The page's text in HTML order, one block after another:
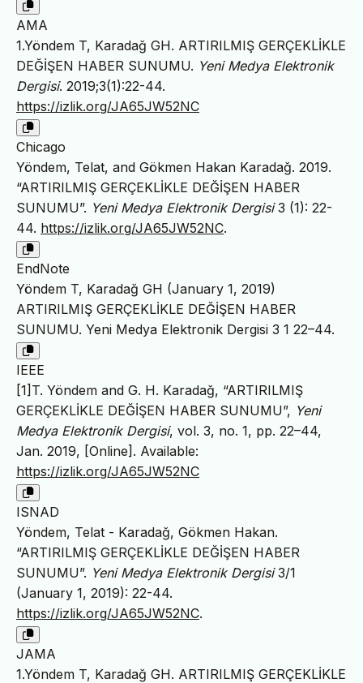
AMA
1.Yöndem T, Karadağ GH. ARTIRILMIŞ GERÇEKLİKLE
DEĞİŞEN HABER SUNUMU. Yeni Medya Elektronik
Dergisi. 2019;3(1):22-44.
https://izlik.org/JA65JW52NC
Chicago
Yöndem, Telat, and Gökmen Hakan Karadağ. 2019.
“ARTIRILMIŞ GERÇEKLİKLE DEĞİŞEN HABER
SUNUMU”. Yeni Medya Elektronik Dergisi3 (1): 22-
44. https://izlik.org/JA65JW52NC.
EndNote
Yöndem T, Karadağ GH (January 1, 2019)
ARTIRILMIŞ GERÇEKLİKLE DEĞİŞEN HABER
SUNUMU. Yeni Medya Elektronik Dergisi 3 1 22–44.
IEEE
[1]T. Yöndem and G. H. Karadağ, “ARTIRILMIŞ
GERÇEKLİKLE DEĞİŞEN HABER SUNUMU”, Yeni
Medya Elektronik Dergisi, vol. 3, no. 1, pp. 22–44,
Jan. 2019, [Online]. Available:
https://izlik.org/JA65JW52NC
ISNAD
Yöndem, Telat - Karadağ, Gökmen Hakan.
“ARTIRILMIŞ GERÇEKLİKLE DEĞİŞEN HABER
SUNUMU”. Yeni Medya Elektronik Dergisi3/1
(January 1, 2019): 22-44.
https://izlik.org/JA65JW52NC.
JAMA
1.Yöndem T, Karadağ GH. ARTIRILMIŞ GERÇEKLİKLE